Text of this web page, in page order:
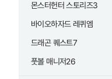
몬스터헌터 스토리즈3
바이오하자드 레퀴엠
드래곤 퀘스트7
풋볼 매니저26